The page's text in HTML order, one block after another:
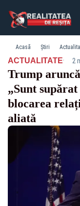
Acasă Știri
ACTUALITATE· 2
Trump
„Sunt
blocarea
aliată